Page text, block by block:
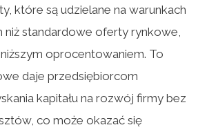
które są udzielane na warunkach
niż standardowe oferty rynkowe,
oprocentowaniem. To
daje przedsiębiorcom
kapitału na rozwój firmy bez
co może okazać się